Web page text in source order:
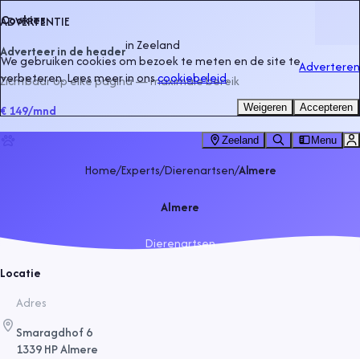
ADVERTENTIE
Adverteer in de headerinZeeland
Zichtbaar op elke pagina — maximale bereik
€ 149/mnd
Adverteren
Zeeland Menu
Home/Experts/Dierenartsen/Almere
Almere
Dierenartsen
Locatie
Adres
Smaragdhof 6
1339 HP Almere
Cookies
We gebruiken cookies om bezoek te meten en de site te
verbeteren. Lees meer in onscookiebeleid.
Weigeren Accepteren